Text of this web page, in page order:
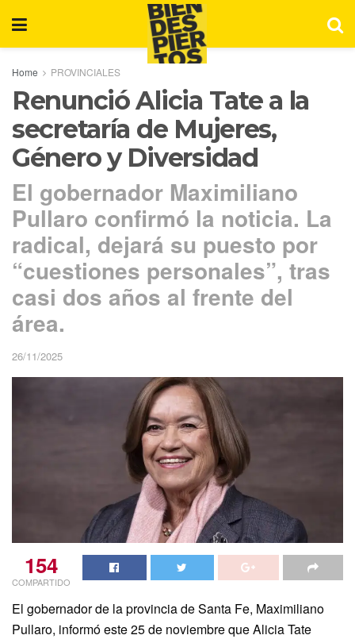
Home PROVINCIALES
Renunció Alicia Tate a la
secretaría de Mujeres,
Género y Diversidad
El gobernador Maximiliano
Pullaro confirmó la noticia. La
radical, dejará su puesto por
“cuestiones personales”, tras
casi dos años al frente del
área.
26/11/2025
154
COMPARTIDO
El gobernador de la provincia de Santa Fe, Maximiliano
Pullaro, informó este 25 de noviembre que Alicia Tate